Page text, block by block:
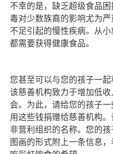
不幸的是，缺乏超级食品
毒对少数族裔的影响尤为
不足引起的慢性疾病。从
都需要获得健康食品。
您甚至可以与您的孩子一起
该慈善机构致力于增加低
会。为此，请给您的孩子
用这些钱捐赠给慈善机构
非营利组织的名称。您的
图画的形式附上一条信息